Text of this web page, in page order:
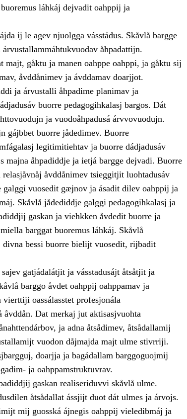
láhkáj dejvadit oahppij ja
ij le agev njuolgga vásstádus. Skåvlå bargge
åhpadattijn.
gåktu ja manen oahppe oahppi, ja gåktu sij
åvddånimev ja ávddamav doarjjot.
ja árvustalli åhpadime planimav ja
buorre pedagogihkalasj bargos. Dát
ja vuodoåhpadusá árvvovuodujn.
gájbbet buorre jådedimev. Buorre
legitimitiehtav ja buorre dádjadusáv
majna åhpadiddje ja ietjá bargge dejvadi. Buorre
åvddånimev tsieggitjit luohtadusáv
galggi vuosedit gæjnov ja ásadit dilev oahppij ja
Skåvlå jådediddje galggi pedagogihkalasj ja
gaskan ja viehkken åvdedit buorre ja
barggat buoremus láhkáj. Skåvlå
bessi buorre bielijt vuosedit, rijbadit
gatjádalátjit ja vásstadusájt åtsåtjit ja
barggo åvdet oahppij oahppamav ja
oassálasstet profesjonála
Dat merkaj jut aktisasjvuohta
ja adna åtsådimev, åtsådallamij
vuodon dåjmajda majt ulme stivrriji.
doarjja ja bagádallam barggoguojmij
ja oahppamstruktuvrav.
gaskan realiseriduvvi skåvlå ulme.
åtsådallat ássjijt duot dát ulmes ja árvojs.
mij guosská ájnegis oahppij vieledibmáj ja